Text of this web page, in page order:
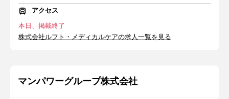
アクセス
本日、掲載終了
株式会社ルフト・メディカルケアの求人一覧を見る
マンパワーグループ株式会社